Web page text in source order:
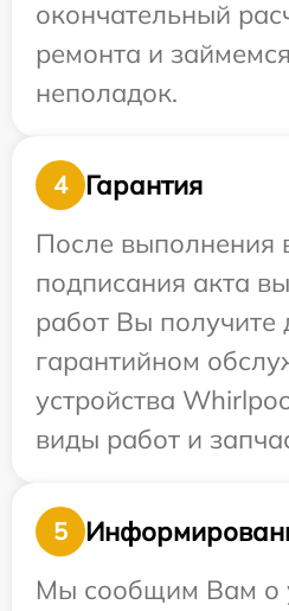
окончательный
ремонта и
неполадок.
4
Гарантия
После выполнения
подписания акта
работ Вы получите
гарантийном
устройства
виды работ и
5
Мы сообщим Вам о